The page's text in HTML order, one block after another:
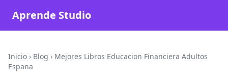
Aprende Studio
Inicio › Blog › Mejores Libros Educacion Financiera Adultos
Espana